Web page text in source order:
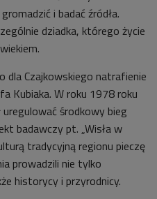
i badać źródła.
dziadka, którego życie
dla Czajkowskiego natrafienie
Kubiaka. W roku 1978 roku
uregulować środkowy bieg
badawczy pt. „Wisła w
tradycyjną regionu pieczę
prowadzili nie tylko
historycy i przyrodnicy.